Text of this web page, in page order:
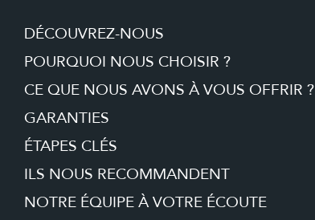
DÉCOUVREZ-NOUS
POURQUOI NOUS CHOISIR ?
CE QUE NOUS AVONS À VOUS OFFRIR ?
GARANTIES
ÉTAPES CLÉS
ILS NOUS RECOMMANDENT
NOTRE ÉQUIPE À VOTRE ÉCOUTE